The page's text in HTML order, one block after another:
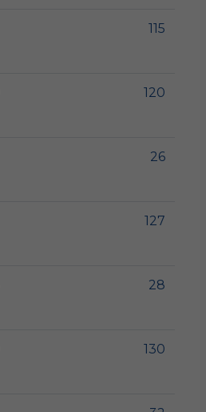
115
120
26
127
28
130